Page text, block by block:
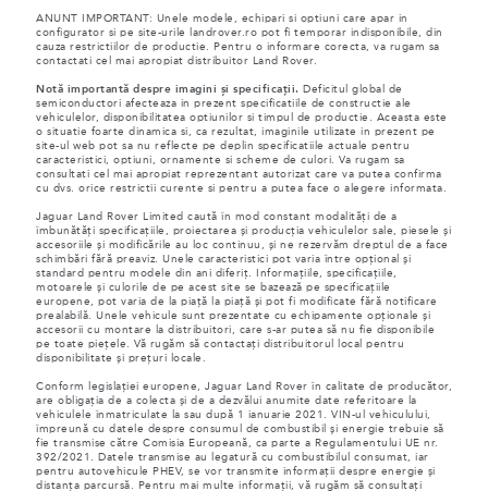
ANUNT IMPORTANT: Unele modele, echipari si optiuni care apar in
configurator si pe site-urile landrover.ro pot fi temporar indisponibile, din
cauza restrictiilor de productie. Pentru o informare corecta, va rugam sa
contactati cel mai apropiat distribuitor Land Rover.
Notă importantă despre imagini și specificații. Deficitul global de
semiconductori afecteaza in prezent specificatiile de constructie ale
vehiculelor, disponibilitatea optiunilor si timpul de productie. Aceasta este
o situatie foarte dinamica si, ca rezultat, imaginile utilizate in prezent pe
site-ul web pot sa nu reflecte pe deplin specificatiile actuale pentru
caracteristici, optiuni, ornamente si scheme de culori. Va rugam sa
consultati cel mai apropiat reprezentant autorizat care va putea confirma
cu dvs. orice restrictii curente si pentru a putea face o alegere informata.
Jaguar Land Rover Limited caută în mod constant modalități de a
îmbunătăți specificațiile, proiectarea și producția vehiculelor sale, piesele și
accesoriile și modificările au loc continuu, și ne rezervăm dreptul de a face
schimbări fără preaviz. Unele caracteristici pot varia între opțional și
standard pentru modele din ani diferiț. Informațiile, specificațiile,
motoarele și culorile de pe acest site se bazează pe specificațiile
europene, pot varia de la piață la piață și pot fi modificate fără notificare
prealabilă. Unele vehicule sunt prezentate cu echipamente opționale și
accesorii cu montare la distribuitori, care s-ar putea să nu fie disponibile
pe toate piețele. Vă rugăm să contactați distribuitorul local pentru
disponibilitate și prețuri locale.
Conform legislației europene, Jaguar Land Rover în calitate de producător,
are obligația de a colecta și de a dezvălui anumite date referitoare la
vehiculele înmatriculate la sau după 1 ianuarie 2021. VIN-ul vehiculului,
împreună cu datele despre consumul de combustibil și energie trebuie să
fie transmise către Comisia Europeană, ca parte a Regulamentului UE nr.
392/2021. Datele transmise au legatură cu combustibilul consumat, iar
pentru autovehicule PHEV, se vor transmite informații despre energie și
distanța parcursă. Pentru mai multe informații, vă rugăm să consultați